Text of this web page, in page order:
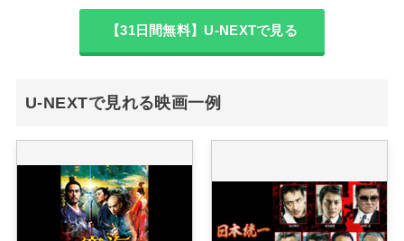
【31日間無料】U-NEXTで見る
U-NEXTで見れる映画一例